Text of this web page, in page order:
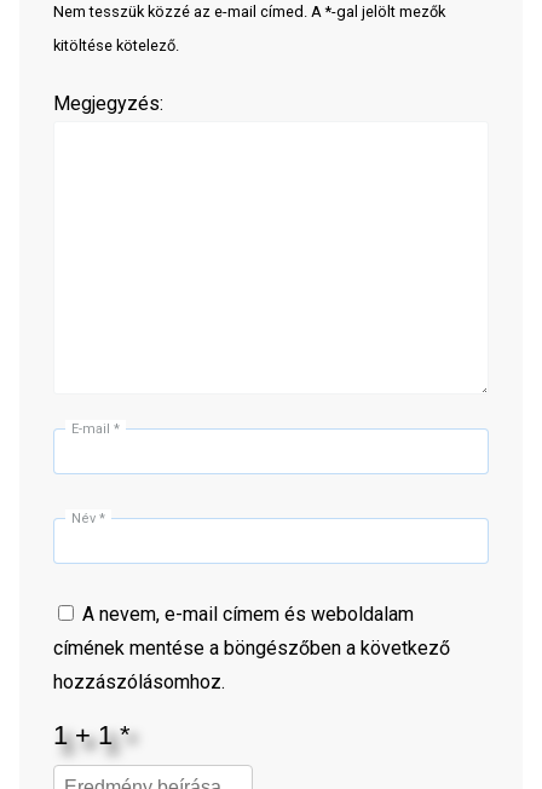
Nem tesszük közzé az e-mail címed. A *-gal jelölt mezők
kitöltése kötelező.
Megjegyzés:
E-mail *
Név *
A nevem, e-mail címem és weboldalam
címének mentése a böngészőben a következő
hozzászólásomhoz.